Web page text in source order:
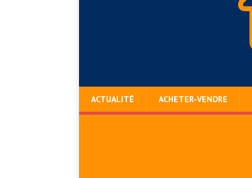
ACTUALITÉ ACHETER-VENDRE